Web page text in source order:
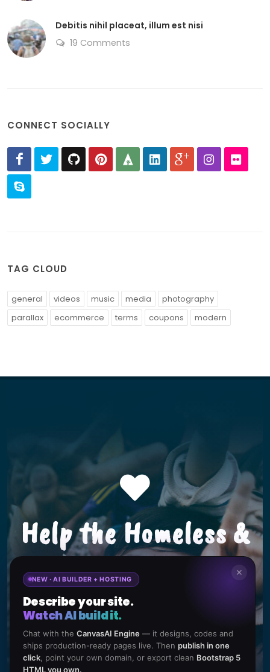
Debitis nihil placeat, illum est nisi
19 Comments
CONNECT SOCIALLY
TAG CLOUD
general videos music media
photography
parallax
ecommerce terms coupons modern
Help the Homeless &
Hungry People.
Donate Now
✕
NEW · AI BUILDER + HOSTING
Describe your site.
Watch AI build it.
Chat with the CanvasAI Engine— it designs, codes and
ships production-ready pages live. Then publish in one
click, point your own domain, or export clean Bootstrap 5
HTML you own.